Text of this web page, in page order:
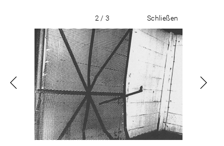
2 / 3 Schließen